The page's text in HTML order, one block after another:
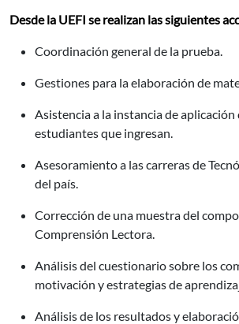
Desde la UEFI se realizan las siguientes
Coordinación general de la prueba.
Gestiones para la elaboración de
Asistencia a la instancia de
estudiantes que ingresan.
Asesoramiento a las carreras de
del país.
Corrección de una muestra del
Comprensión Lectora.
Análisis del cuestionario sobre los
motivación y estrategias de
Análisis de los resultados y